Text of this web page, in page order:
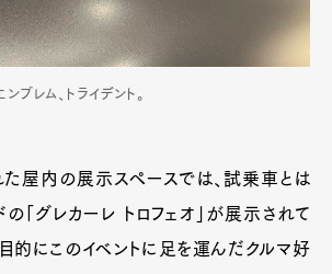
ブレム、トライデント。
屋内の展示スペースでは、試乗車とは
「グレカーレ トロフェオ」が展示されて
目的にこのイベントに足を運んだクルマ好